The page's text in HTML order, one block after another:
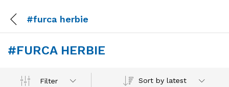
#furca herbie
#FURCA HERBIE
Filter Sort by latest